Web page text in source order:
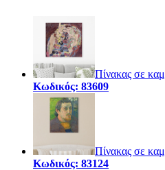
Πίνακας σε
Κωδικός: 83609
Πίνακας σε
Κωδικός: 83124